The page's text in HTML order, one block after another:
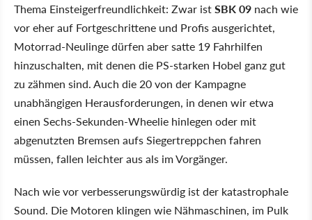
Thema Einsteigerfreundlichkeit: Zwar istSBK 09 nach wie
vor eher auf Fortgeschrittene und Profis ausgerichtet,
Motorrad-Neulinge dürfen aber satte 19 Fahrhilfen
hinzuschalten, mit denen die PS-starken Hobel ganz gut
zu zähmen sind. Auch die 20 von der Kampagne
unabhängigen Herausforderungen, in denen wir etwa
einen Sechs-Sekunden-Wheelie hinlegen oder mit
abgenutzten Bremsen aufs Siegertreppchen fahren
müssen, fallen leichter aus als im Vorgänger.
Nach wie vor verbesserungswürdig ist der katastrophale
Sound. Die Motoren klingen wie Nähmaschinen, im Pulk